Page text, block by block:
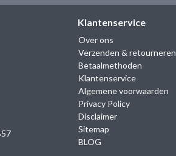
Klantenservice
Over ons
Verzenden & retourneren
Betaalmethoden
Klantenservice
Algemene voorwaarden
Privacy Policy
Disclaimer
Sitemap
BLOG